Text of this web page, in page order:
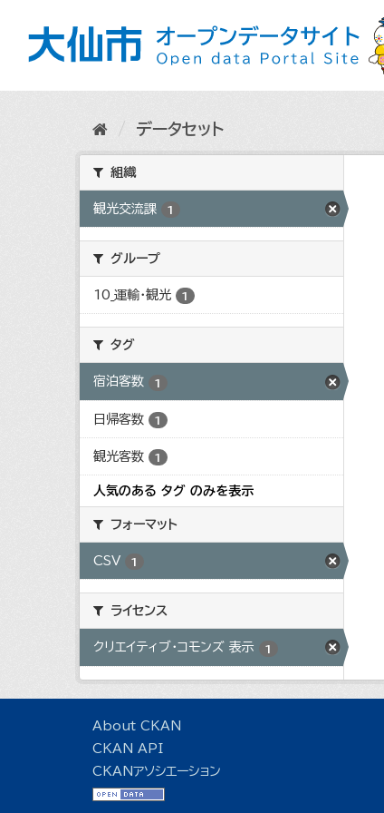
データセット
組織
観光交流課 1
グループ
10_運輸・観光 1
タグ
宿泊客数 1
日帰客数 1
観光客数 1
人気のある タグ のみを表示
フォーマット
CSV 1
ライセンス
クリエイティブ・コモンズ 表示 1
About CKAN
CKAN API
CKANアソシエーション